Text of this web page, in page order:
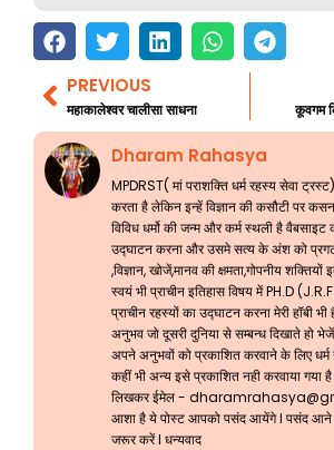
Prev
PREVIOUS
महाकालेश्वर चालीसा साधना कूवगम
Dharam Rahasya
MPDRST( मां पराशक्ति धर्म रहस्य सेवा
करता है लेकिन इन्हें विज्ञान की कसौटी पर
विविध धर्मो की जन्म और कर्म स्थली है वैबसाइट
उद्घाटन करना और उसमे सत्य के अंश को
,विज्ञान, खोजें,मानव की क्षमता,गोपनीय शक्तियों
स्वयं भी प्राचीन इतिहास विषय में PH.D
प्राचीन रहस्यों का उद्घाटन करना मेरी हॉबी
अनुभव जो दूसरी दुनिया से सम्बन्ध दिखाते हो
अपने अनुभवों को प्रकाशित करवाने के लिए
कहीं भी अन्य इसे प्रकाशित नही करवाया
लिखकर ईमेल -
आशा है ये पोस्ट आपको पसंद आयेंगे l पसंद आने
जरूर करें l धन्यवाद